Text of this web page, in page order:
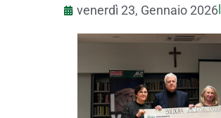
venerdì 23, Gennaio 2026|